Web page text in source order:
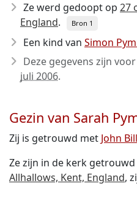
Ze werd gedoopt op 27
England. Bron 1
Een kind van Simon
Deze gegevens zijn
juli 2006.
Gezin van Sarah
Zij is getrouwd met John
Ze zijn in de kerk
Allhallows, Kent, England,